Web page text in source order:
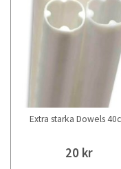
Extra starka Dowels
20 kr